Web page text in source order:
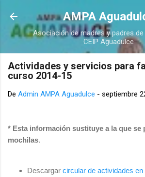
Ir
AMPA
Asociación de madres y padres
CEIP Aguadulce
Actividades y servicios para
curso 2014-15
De Admin AMPA Aguadulce - septiembre
* Esta información sustituye a la que se
mochilas.
Descargar circular de actividades en